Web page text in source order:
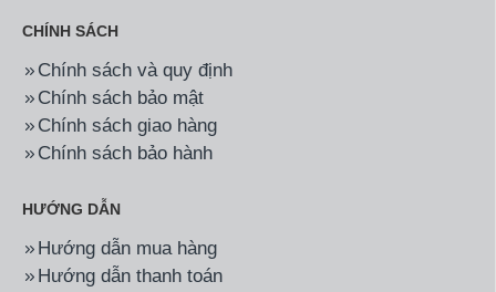
CHÍNH SÁCH
Chính sách và quy định
Chính sách bảo mật
Chính sách giao hàng
Chính sách bảo hành
HƯỚNG DẪN
Hướng dẫn mua hàng
Hướng dẫn thanh toán